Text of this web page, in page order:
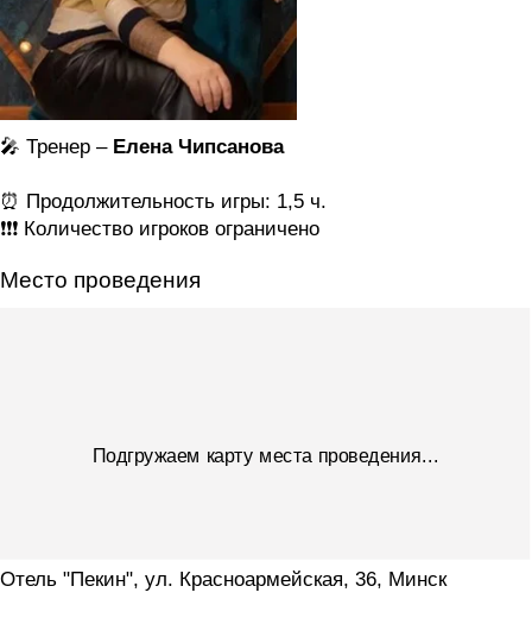
🎤 Тренер – Елена Чипсанова
⏰ Продолжительность игры: 1,5 ч.
❗️❗️❗️ Количество игроков ограничено
Место проведения
Подгружаем карту места проведения...
Отель "Пекин", ул. Красноармейская, 36, Минск